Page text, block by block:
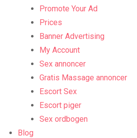
Promote Your Ad
Prices
Banner Advertising
My Account
Sex annoncer
Gratis Massage annoncer
Escort Sex
Escort piger
Sex ordbogen
Blog